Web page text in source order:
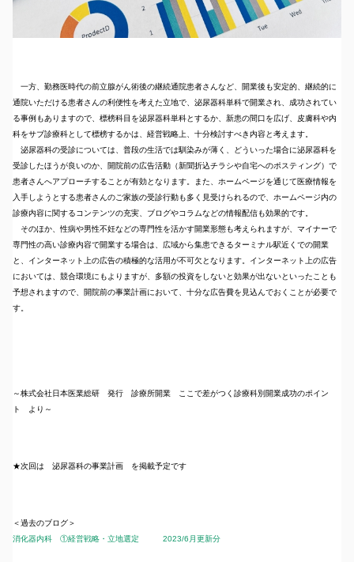
一方、勤務医時代の前立腺がん術後の継続通院患者さんなど、開業後も安定的、継続的に
通院いただける患者さんの利便性を考えた立地で、泌尿器科単科で開業され、成功されてい
る事例もありますので、標榜科目を泌尿器科単科とするか、新患の間口を広げ、皮膚科や内
科をサブ診療科として標榜するかは、経営戦略上、十分検討すべき内容と考えます。
泌尿器科の受診については、普段の生活では馴染みが薄く、どういった場合に泌尿器科を
受診したほうが良いのか、開院前の広告活動（新聞折込チラシや自宅へのポスティング）で
患者さんへアプローチすることが有効となります。また、ホームページを通じて医療情報を
入手しようとする患者さんのご家族の受診行動も多く見受けられるので、ホームページ内の
診療内容に関するコンテンツの充実、ブログやコラムなどの情報配信も効果的です。
そのほか、性病や男性不妊などの専門性を活かす開業形態も考えられますが、マイナーで
専門性の高い診療内容で開業する場合は、広域から集患できるターミナル駅近くでの開業
と、インターネット上の広告の積極的な活用が不可欠となります。インターネット上の広告
においては、競合環境にもよりますが、多額の投資をしないと効果が出ないといったことも
予想されますので、開院前の事業計画において、十分な広告費を見込んでおくことが必要で
す。
～株式会社日本医業総研 発行 診療所開業 ここで差がつく診療科別開業成功のポイン
ト より～
★次回は 泌尿器科の事業計画 を掲載予定です
＜過去のブログ＞
消化器内科 ①経営戦略・立地選定 2023/6月更新分